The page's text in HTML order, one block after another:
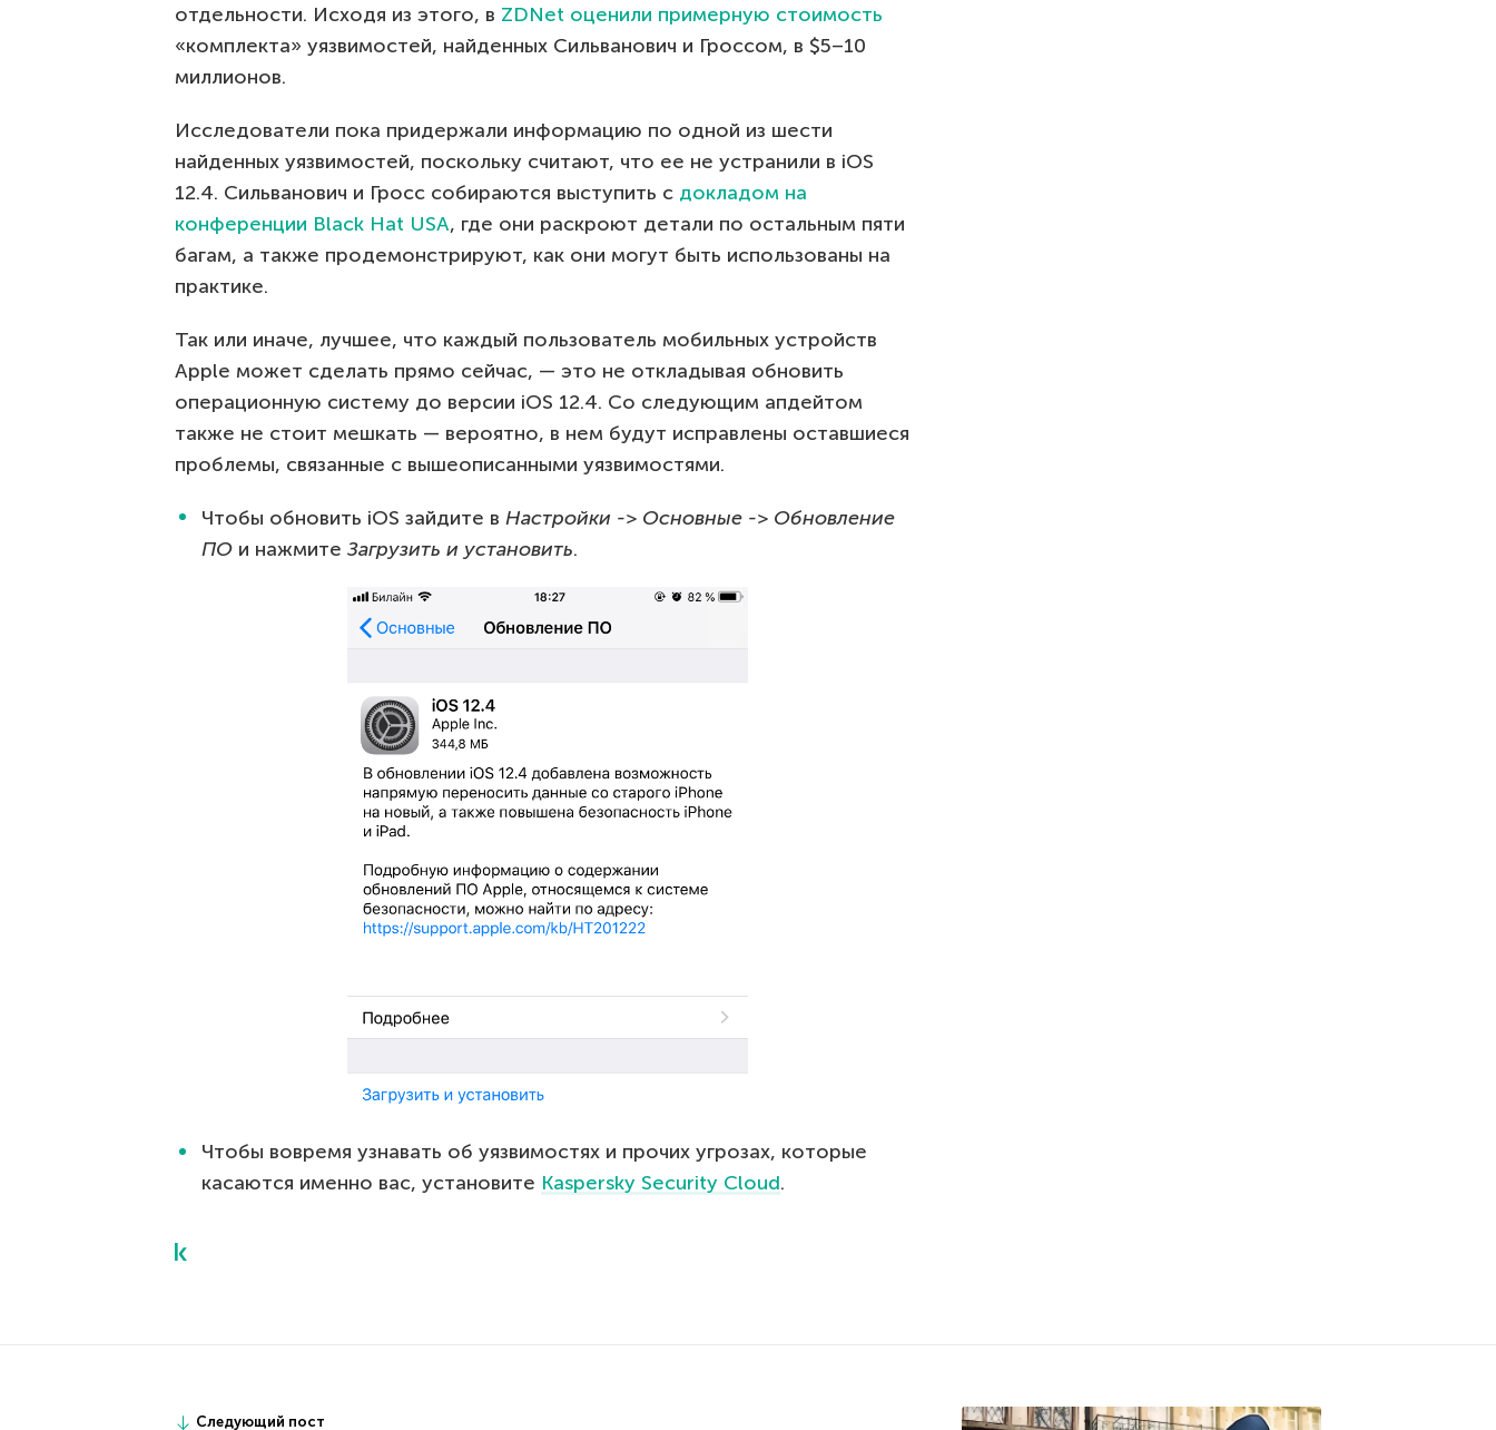
отдельности. Исходя из этого, в ZDNet оценили примерную стоимость
«комплекта» уязвимостей, найденных Сильванович и Гроссом, в $5–10
миллионов.
Исследователи пока придержали информацию по одной из шести
найденных уязвимостей, поскольку считают, что ее не устранили в iOS
12.4. Сильванович и Гросс собираются выступить с докладом на
конференции Black Hat USA, где они раскроют детали по остальным пяти
багам, а также продемонстрируют, как они могут быть использованы на
практике.
Так или иначе, лучшее, что каждый пользователь мобильных устройств
Apple может сделать прямо сейчас, — это не откладывая обновить
операционную систему до версии iOS 12.4. Со следующим апдейтом
также не стоит мешкать — вероятно, в нем будут исправлены оставшиеся
проблемы, связанные с вышеописанными уязвимостями.
Чтобы обновить iOS зайдите в Настройки -> Основные -> Обновление
ПО и нажмите Загрузить и установить.
Чтобы вовремя узнавать об уязвимостях и прочих угрозах, которые
касаются именно вас, установите Kaspersky Security Cloud.
Следующий пост